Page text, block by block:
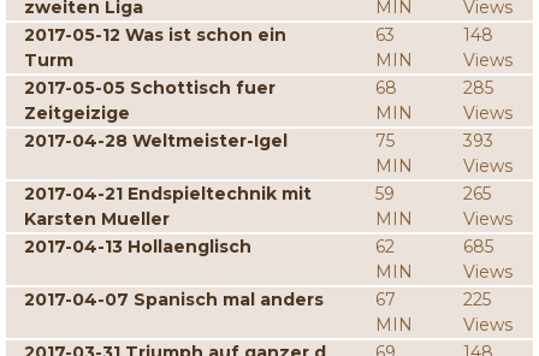
zweiten Liga
MIN
Views
2017-05-12 Was ist schon ein
Turm
63
MIN
148
Views
2017-05-05 Schottisch fuer
Zeitgeizige
68
MIN
285
Views
2017-04-28 Weltmeister-Igel
75
MIN
393
Views
2017-04-21 Endspieltechnik mit
Karsten Mueller
59
MIN
265
Views
2017-04-13 Hollaenglisch
62
MIN
685
Views
2017-04-07 Spanisch mal anders
67
MIN
225
Views